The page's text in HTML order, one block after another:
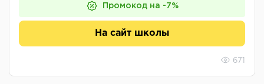
Промокод на -7%
На сайт школы
671